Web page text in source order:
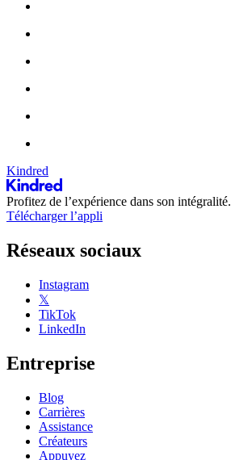
Kindred
Profitez de l’expérience dans son intégralité.
Télécharger l’appli
Réseaux sociaux
Instagram
𝕏
TikTok
LinkedIn
Entreprise
Blog
Carrières
Assistance
Créateurs
Appuyez